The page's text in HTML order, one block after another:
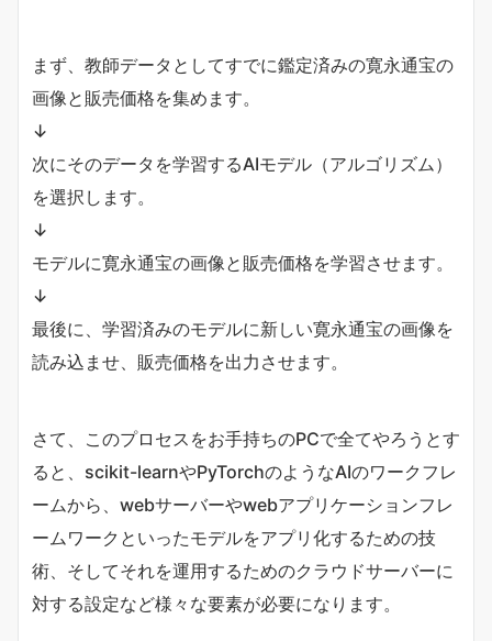
まず、教師データとしてすでに鑑定済みの寛永通宝の
画像と販売価格を集めます。
↓
次にそのデータを学習するAIモデル（アルゴリズム）
を選択します。
↓
モデルに寛永通宝の画像と販売価格を学習させます。
↓
最後に、学習済みのモデルに新しい寛永通宝の画像を
読み込ませ、販売価格を出力させます。
さて、このプロセスをお手持ちのPCで全てやろうとす
ると、scikit-learnやPyTorchのようなAIのワークフレ
ームから、webサーバーやwebアプリケーションフレ
ームワークといったモデルをアプリ化するための技
術、そしてそれを運用するためのクラウドサーバーに
対する設定など様々な要素が必要になります。